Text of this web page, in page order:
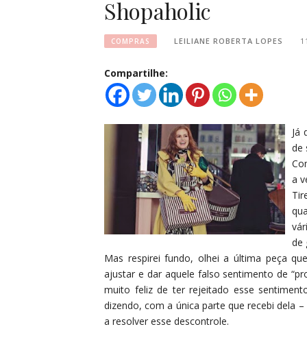
Shopaholic
COMPRAS LEILIANE ROBERTA LOPES
Compartilhe:
Já
de
a
de
Mas respirei fundo, olhei a última peça
ajustar e dar aquele falso sentimento de
muito feliz de ter rejeitado esse
dizendo, com a única parte que recebi dela
a resolver esse descontrole.